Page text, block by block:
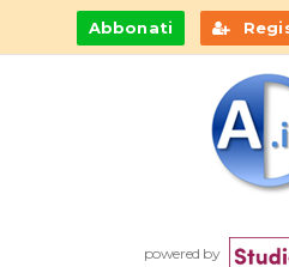
Abbonati
powered by